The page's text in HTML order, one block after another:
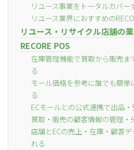
リユース事業をトータルカバー
リユース業界におすすめの
リユース・リサイクル店舗の
RECORE POS
在庫管理機能で買取から販売ま
る
モール価格を参考に誰でも簡単
る
ECモールとの公式連携で出品
買取・販売の顧客情報の管理・
店舗とECの売上・在庫・顧客
れる